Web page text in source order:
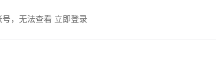
，无法查看 立即登录